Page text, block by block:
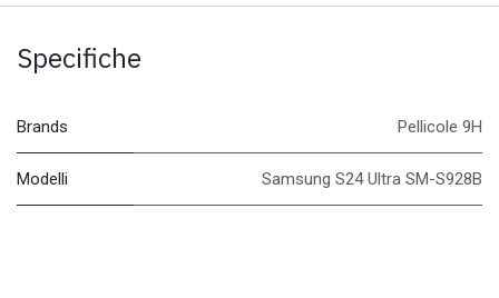
Specifiche
Brands Pellicole 9H
Modelli Samsung S24 Ultra SM-S928B